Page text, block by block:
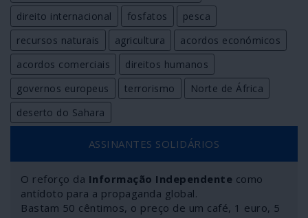
direito internacional
fosfatos
pesca
recursos naturais
agricultura
acordos económicos
acordos comerciais
direitos humanos
governos europeus
terrorismo
Norte de África
deserto do Sahara
ASSINANTES SOLIDÁRIOS
O reforço da Informação Independente como
antídoto para a propaganda global.
Bastam 50 cêntimos, o preço de um café, 1 euro, 5